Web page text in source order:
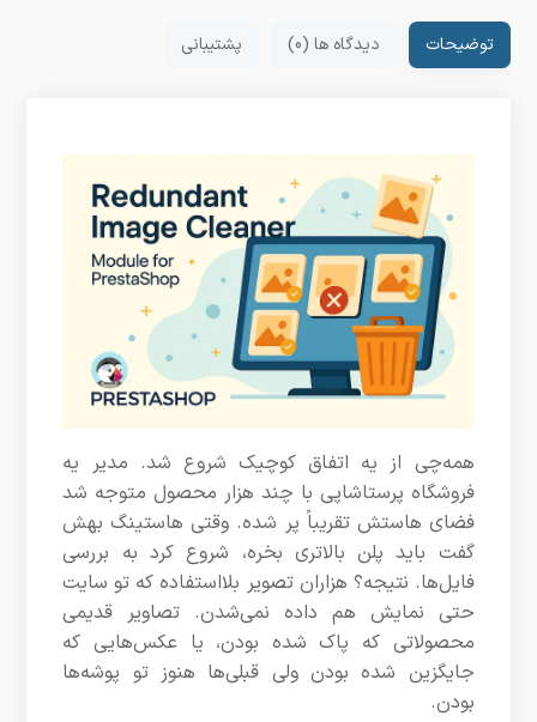
توضیحات دیدگاه ها (0) پشتیبانی
همه‌چی از یه اتفاق کوچیک شروع شد. مدیر یه
فروشگاه پرستاشاپی با چند هزار محصول متوجه شد
فضای هاستش تقریباً پر شده. وقتی هاستینگ بهش
گفت باید پلن بالاتری بخره، شروع کرد به بررسی
فایل‌ها. نتیجه؟ هزاران تصویر بلااستفاده که تو سایت
حتی نمایش هم داده نمی‌شدن. تصاویر قدیمی
محصولاتی که پاک شده بودن، یا عکس‌هایی که
جایگزین شده بودن ولی قبلی‌ها هنوز تو پوشه‌ها
بودن.